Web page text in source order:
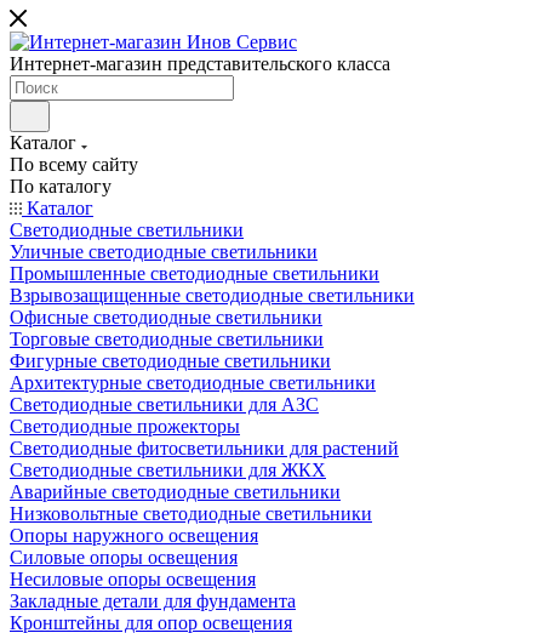
Интернет-магазин представительского класса
Каталог
По всему сайту
По каталогу
Каталог
Светодиодные светильники
Уличные светодиодные светильники
Промышленные светодиодные светильники
Взрывозащищенные светодиодные светильники
Офисные светодиодные светильники
Торговые светодиодные светильники
Фигурные светодиодные светильники
Архитектурные светодиодные светильники
Светодиодные светильники для АЗС
Светодиодные прожекторы
Светодиодные фитосветильники для растений
Светодиодные светильники для ЖКХ
Аварийные светодиодные светильники
Низковольтные светодиодные светильники
Опоры наружного освещения
Силовые опоры освещения
Несиловые опоры освещения
Закладные детали для фундамента
Кронштейны для опор освещения